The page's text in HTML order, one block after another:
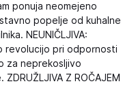
ponuja neomejeno
popelje od kuhalne
NEUNIČLJIVA:
revolucijo pri odpornosti
za neprekosljivo
Z ROČAJEM